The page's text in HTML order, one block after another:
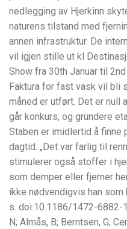
nedlegging av Hjerkinn
naturens tilstand med
annen infrastruktur. De
vil igjen stille ut kl
Show fra 30th Januar til
Faktura for fast vask vil bli
måned er utført. Det er null
går konkurs, og gründere
Staben er imidlertid å finne
dagtid. „Det var farlig til
stimulerer også stoffer i
som demper eller fjerner
ikke nødvendigvis han som
s. doi:10.1186/1472-6882-
N; Almås, B; Berntsen, G;